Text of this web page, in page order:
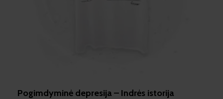
Pogimdyminė depresija – Indrės istorija